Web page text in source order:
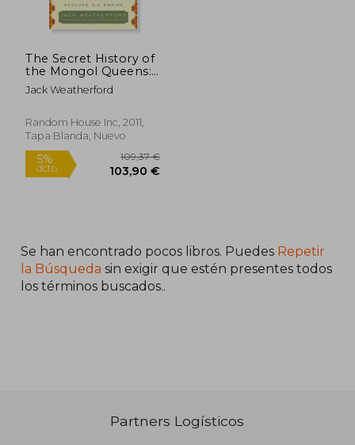
The Secret History of
the Mongol Queens:
How the Daughters
of Genghis Khan
(en Inglés)
Jack Weatherford
Random House Inc, 2011,
Tapa Blanda, Nuevo
Se han encontrado pocos libros. Puedes Repetir
la Búsqueda sin exigir que estén presentes todos
los términos buscados..
Partners Logísticos